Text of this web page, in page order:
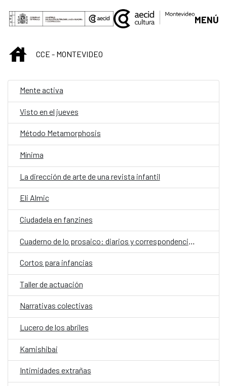
Saltar al contenido principal
MENÚ
INICIOCCE - MONTEVIDEO
Mente activa
Visto en el jueves
Método Metamorphosis
Mínima
La dirección de arte de una revista infantil
Eli Almic
Ciudadela en fanzines
Cortos para infancias
Taller de actuación
Narrativas colectivas
Lucero de los abriles
Kamishibai
Intimidades extrañas